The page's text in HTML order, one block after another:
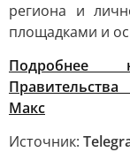
региона и
площадками и
Подробнее
Макс
Источник: